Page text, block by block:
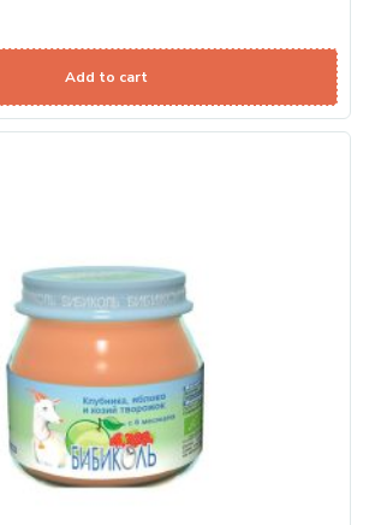
Add to cart